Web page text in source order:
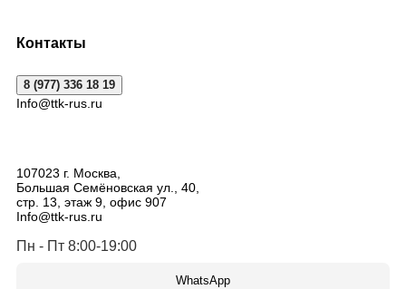
Контакты
8 (977) 336 18 19
Info@ttk-rus.ru
107023 г. Москва,
Большая Семёновская ул., 40,
стр. 13, этаж 9, офис 907
Info@ttk-rus.ru
Пн - Пт 8:00-19:00
WhatsApp